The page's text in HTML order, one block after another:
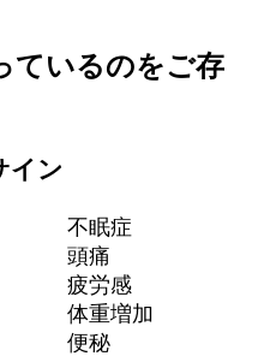
ているのをご存
イン
不眠症
頭痛
疲労感
体重増加
便秘